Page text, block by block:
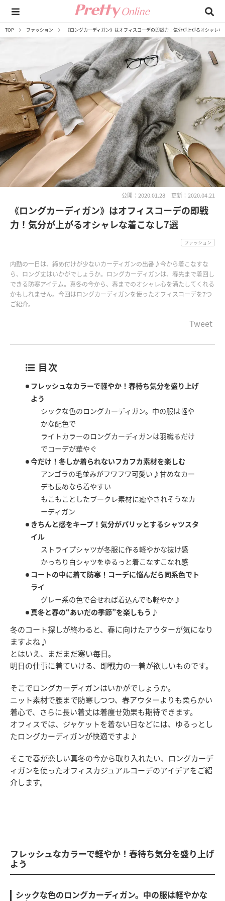
TOP ファッション 《ロングカーディガン》はオフィスコーデの即戦力！気分が上がるオシャレな
公開：2020.01.28 更新：2020.04.21
《ロングカーディガン》はオフィスコーデの即戦
力！気分が上がるオシャレな着こなし7選
ファッション
内勤の一日は、締め付けが少ないカーディガンの出番♪今から着こなすな
ら、ロング丈はいかがでしょうか。ロングカーディガンは、春先まで着回し
できる防寒アイテム。真冬の今から、春までのオシャレ心を満たしてくれる
かもしれません。今回はロングカーディガンを使ったオフィスコーデを7つ
ご紹介。
Tweet
目次
フレッシュなカラーで軽やか！春待ち気分を盛り上げ
よう
シックな色のロングカーディガン。中の服は軽や
かな配色で
ライトカラーのロングカーディガンは羽織るだけ
でコーデが華やぐ
今だけ！冬しか着られないフカフカ素材を楽しむ
アンゴラの毛並みがフワフワ可愛い♪甘めなカー
デも長めなら着やすい
もこもことしたブークレ素材に癒やされそうなカ
ーディガン
きちんと感をキープ！気分がパリッとするシャツスタ
イル
ストライプシャツが冬服に作る軽やかな抜け感
かっちり白シャツをゆるっと着こなすこなれ感
コートの中に着て防寒！コーデに悩んだら同系色でト
ライ
グレー系の色で合せれば着込んでも軽やか♪
真冬と春の“あいだの季節”を楽しもう♪
冬のコート探しが終わると、春に向けたアウターが気になり
ますよね♪
とはいえ、まだまだ寒い毎日。
明日の仕事に着ていける、即戦力の一着が欲しいものです。
そこでロングカーディガンはいかがでしょうか。
ニット素材で腰まで防寒しつつ、春アウターよりも柔らかい
着心で、さらに長い着丈は着痩せ効果も期待できます。
オフィスでは、ジャケットを着ない日などには、ゆるっとし
たロングカーディガンが快適ですよ♪
そこで春が恋しい真冬の今から取り入れたい、ロングカーデ
ィガンを使ったオフィスカジュアルコーデのアイデアをご紹
介します。
フレッシュなカラーで軽やか！春待ち気分を盛り上げ
よう
シックな色のロングカーディガン。中の服は軽やかな